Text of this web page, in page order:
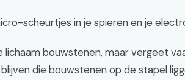
scheurtjes in je spieren en je
lichaam bouwstenen, maar vergeet
die bouwstenen op de stapel